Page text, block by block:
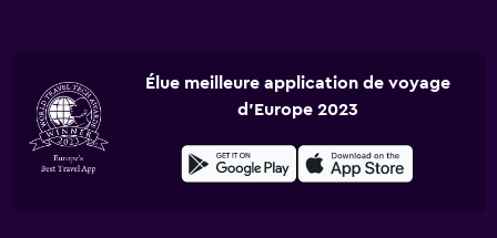
Élue meilleure application de voyage
d'Europe 2023